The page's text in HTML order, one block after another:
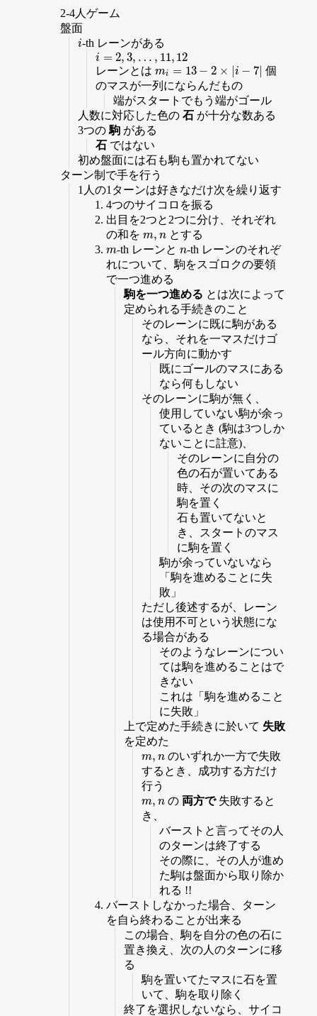
2-4人ゲーム
盤面
i
i-th レーンがある
i = 2, 3, … , 11, 12
i=2, 3,…, 11 12
レーンとは mi = 13 − 2 × |i − 7|
mi= 13 −2×|i−7 |
個
のマスが一列にならんだもの
端がスタートでもう端がゴール
人数に対応した色の 石が十分な数ある
3つの駒がある
石ではない
初め盤面には石も駒も置かれてない
ターン制で手を行う
1人の1ターンは好きなだけ次を繰り返す
4つのサイコロを振る
出目を2つと2つに分け、それぞれ
の和を m, n
m,n とする
m
m-th レーンと n
n-th レーンのそれぞ
れについて、駒をスゴロクの要領
で一つ進める
駒を一つ進める とは次によって
定められる手続きのこと
そのレーンに既に駒がある
なら、それを一マスだけゴ
ール方向に動かす
既にゴールのマスにある
なら何もしない
そのレーンに駒が無く、
使用していない駒が余っ
ているとき (駒は3つしか
ないことに註意)、
そのレーンに自分の
色の石が置いてある
時、その次のマスに
駒を置く
石も置いてないと
き、スタートのマス
に駒を置く
駒が余っていないなら
「駒を進めることに失
敗」
ただし後述するが、レーン
は使用不可という状態にな
る場合がある
そのようなレーンについ
ては駒を進めることはで
きない
これは「駒を進めること
に失敗」
上で定めた手続きに於いて 失敗
を定めた
m, n
m,n のいずれか一方で失敗
するとき、成功する方だけ
行う
m, n
m,n の 両方で失敗すると
き、
バーストと言ってその人
のターンは終了する
その際に、その人が進め
た駒は盤面から取り除か
れる !!
バーストしなかった場合、ターン
を自ら終わることが出来る
この場合、駒を自分の色の石に
置き換え、次の人のターンに移
る
駒を置いてたマスに石を置
いて、駒を取り除く
終了を選択しないなら、サイコ